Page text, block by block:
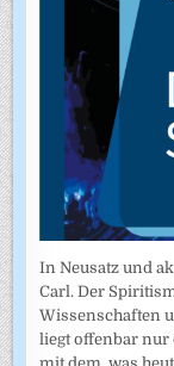
In Neusatz und
Carl. Der
Wissenschaften
liegt offenbar nur